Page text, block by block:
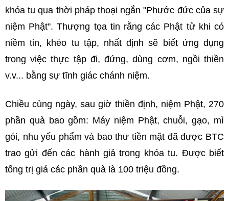
khóa tu qua thời pháp thoại ngắn "Phước đức của sự
niệm Phật". Thượng tọa tin rằng các Phật tử khi có
niềm tin, khéo tu tập, nhất định sẽ biết ứng dụng
trong việc thực tập đi, đứng, dùng cơm, ngồi thiền
v.v... bằng sự tĩnh giác chánh niệm.
Chiều cùng ngày, sau giờ thiền định, niệm Phật, 270
phần quà bao gồm: Máy niệm Phật, chuỗi, gạo, mì
gói, nhu yếu phẩm và bao thư tiền mặt đã được BTC
trao gửi đến các hành giả trong khóa tu. Được biết
tổng trị giá các phần quà là 100 triệu đồng.